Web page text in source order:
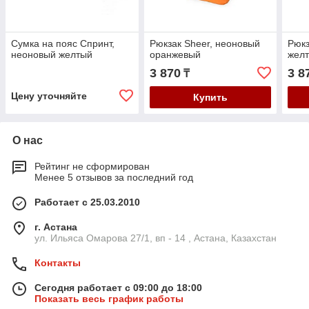
Сумка на пояс Спринт,
неоновый желтый
Цену уточняйте
Рюкзак Sheer, неоновый
оранжевый
3 870₸
Купить
3
О нас
Рейтинг не сформирован
Менее 5 отзывов за последний год
Работает с 25.03.2010
г. Астана
ул. Ильяса Омарова 27/1, вп - 14 , Астана, Казахстан
Контакты
Сегодня работает с 09:00 до 18:00
Показать весь график работы